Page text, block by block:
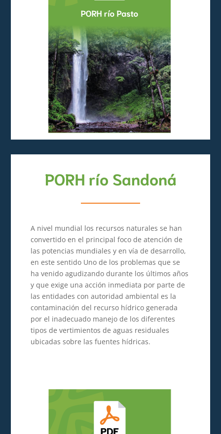
PORH río Sandoná
A nivel mundial los recursos naturales se han
convertido en el principal foco de atención de
las potencias mundiales y en vía de desarrollo,
en este sentido Uno de los problemas que se
ha venido agudizando durante los últimos años
y que exige una acción inmediata por parte de
las entidades con autoridad ambiental es la
contaminación del recurso hídrico generada
por el inadecuado manejo de los diferentes
tipos de vertimientos de aguas residuales
ubicadas sobre las fuentes hídricas.